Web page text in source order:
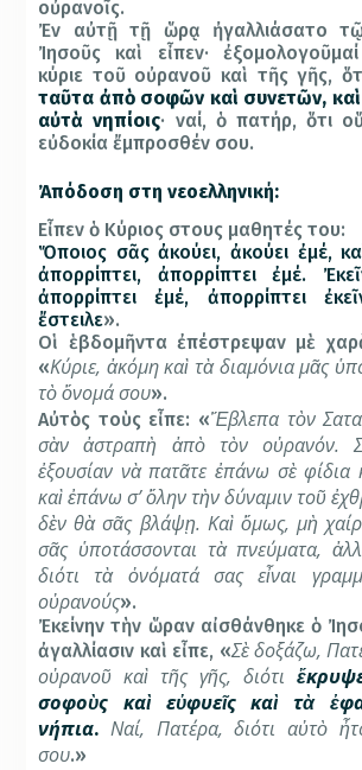
οὐρανοῖς.
Ἐν αὐτῇ τῇ ὥρᾳ ἠγαλλιάσατο
Ἰησοῦς καὶ εἶπεν·
κύριε τοῦ οὐρανοῦ καὶ τῆς γῆς,
ταῦτα ἀπὸ σοφῶν καὶ συνετῶν,
αὐτὰ νηπίοις· ναί, ὁ πατήρ, ὅτι
εὐδοκία ἔμπροσθέν σου.
Ἀπόδοση στη νεοελληνική:
Εἶπεν ὁ Κύριος στους μαθητές του:
Ὅποιος σᾶς ἀκούει, ἀκούει ἐμέ,
ἀπορρίπτει, ἀπορρίπτει ἐμέ.
ἀπορρίπτει ἐμέ, ἀπορρίπτει
ἔστειλε».
Οἱ ἑβδομῆντα ἐπέστρεψαν μὲ
«Κύριε, ἀκόμη καὶ τὰ διαμόνια μᾶς
τὸ ὄνομά σου».
Αὐτὸς τοὺς εἶπε: «Ἔβλεπα τὸν
σὰν ἀστραπὴ ἀπὸ τὸν οὐρανόν.
ἐξουσίαν νὰ πατᾶτε ἐπάνω σὲ φίδια
καὶ ἐπάνω σ’ ὅλην τὴν δύναμιν τοῦ
δὲν θὰ σᾶς βλάψῃ. Καὶ ὅμως, μὴ
σᾶς ὑποτάσσονται τὰ πνεύματα,
διότι τὰ ὀνόματά σας εἶναι
οὐρανούς».
Ἐκείνην τὴν ὥραν αἰσθάνθηκε ὁ
ἀγαλλίασιν καὶ εἶπε, «Σὲ δοξάζω,
οὐρανοῦ καὶ τῆς γῆς, διότι
σοφοὺς καὶ εὐφυεῖς καὶ τὰ
νήπια. Ναί, Πατέρα, διότι αὐτὸ
σου.»